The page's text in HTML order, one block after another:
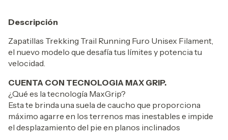
Descripción
Zapatillas Trekking Trail Running Furo Unisex Filament,
el nuevo modelo que desafía tus límites y potencia tu
velocidad.
CUENTA CON TECNOLOGIA MAX GRIP.
¿Qué es la tecnología MaxGrip?
Esta te brinda una suela de caucho que proporciona
máximo agarre en los terrenos mas inestables e impide
el desplazamiento del pie en planos inclinados